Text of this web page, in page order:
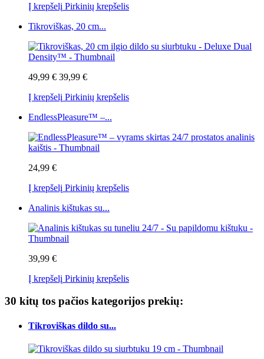
Į krepšelį Pirkinių krepšelis
Tikroviškas, 20 cm...
49,99 € 39,99 €
Į krepšelį Pirkinių krepšelis
EndlessPleasure™ –...
24,99 €
Į krepšelį Pirkinių krepšelis
Analinis kištukas su...
39,99 €
Į krepšelį Pirkinių krepšelis
30 kitų tos pačios kategorijos prekių:
Tikroviškas dildo su...